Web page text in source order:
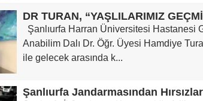
Şanlıurfa Harran Üniversitesi Hastanesi
Anabilim Dalı Dr. Öğr. Üyesi Hamdiye
ile gelecek arasında k...